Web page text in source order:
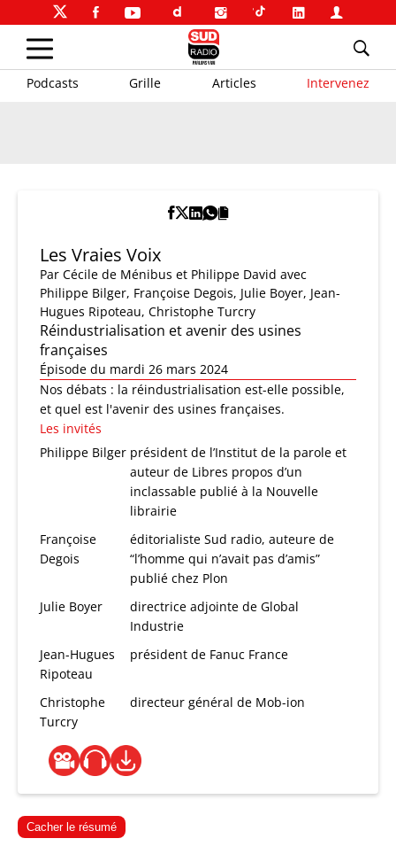
Podcasts Grille Articles Intervenez
Les Vraies Voix
Par Cécile de Ménibus et Philippe David avec
Philippe Bilger, Françoise Degois, Julie Boyer, Jean-
Hugues Ripoteau, Christophe Turcry
Réindustrialisation et avenir des usines
françaises
Épisode du mardi 26 mars 2024
Nos débats : la réindustrialisation est-elle possible,
et quel est l'avenir des usines françaises.
Les invités
Philippe Bilger président de l’Institut de la parole et
auteur de Libres propos d’un
inclassable publié à la Nouvelle
librairie
Françoise
Degois
éditorialiste Sud radio, auteure de
“l’homme qui n’avait pas d’amis”
publié chez Plon
Julie Boyer
directrice adjointe de Global
Industrie
Jean-Hugues
Ripoteau
président de Fanuc France
Christophe
Turcry
directeur général de Mob-ion
Cacher le résumé